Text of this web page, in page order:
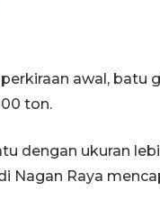
awal,
ton.
dengan ukuran
Nagan Raya